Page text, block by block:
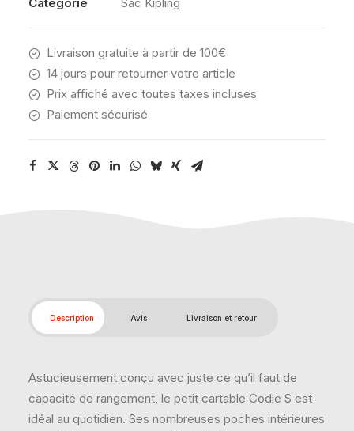
Livraison gratuite à partir de 100€
14 jours pour retourner votre article
Prix affiché avec toutes taxes incluses
Paiement sécurisé
Description Avis Livraison et retour
Astucieusement conçu avec juste ce qu’il faut de
capacité de rangement, le petit cartable Codie S est
idéal au quotidien. Ses nombreuses poches intérieures